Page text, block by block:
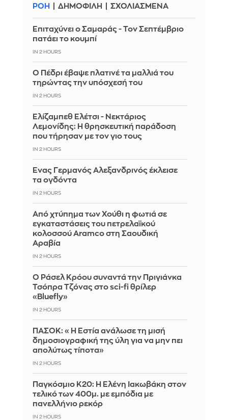
ΡΟΗ ΔΗΜΟΦΙΛΗ ΣΧΟΛΙΑΣΜΕΝΑ
Επιταχύνει ο Σαμαράς - Τον Σεπτέμβριο
πατάει το κουμπί
IN 2 HOURS
Ο Πέδρι έβαψε πλατινέ τα μαλλιά του
τηρώντας την υπόσχεσή του
IN 2 HOURS
Ελίζαμπεθ Ελέτσι - Νεκτάριος
Λεμονίδης: Η θρησκευτική παράδοση
που τήρησαν με τον γιο τους
IN 2 HOURS
Ένας Γερμανός Αλεξανδρινός έκλεισε
τα ογδόντα
IN 2 HOURS
Από χτύπημα των Χούθι η φωτιά σε
εγκαταστάσεις του πετρελαϊκού
κολοσσού Aramco στη Σαουδική
Αραβία
IN 2 HOURS
Ο Ράσελ Κρόου συναντά την Πριγιάνκα
Τσόπρα Τζόνας στο sci-fi θρίλερ
«Bluefly»
IN 2 HOURS
ΠΑΣΟΚ: «Η Εστία ανάλωσε τη μισή
δημοσιογραφική της ύλη για να μην πει
απολύτως τίποτα»
IN 2 HOURS
Παγκόσμιο Κ20: Η Ελένη Ιακωβάκη στον
τελικό των 400μ. με εμπόδια με
πανελλήνιο ρεκόρ
IN 2 HOURS